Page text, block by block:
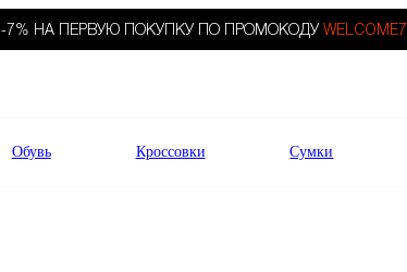
-7% НА ПЕРВУЮ ПОКУПКУ ПО ПРОМОКОДУ WELCOME7.
Обувь Кроссовки Сумки